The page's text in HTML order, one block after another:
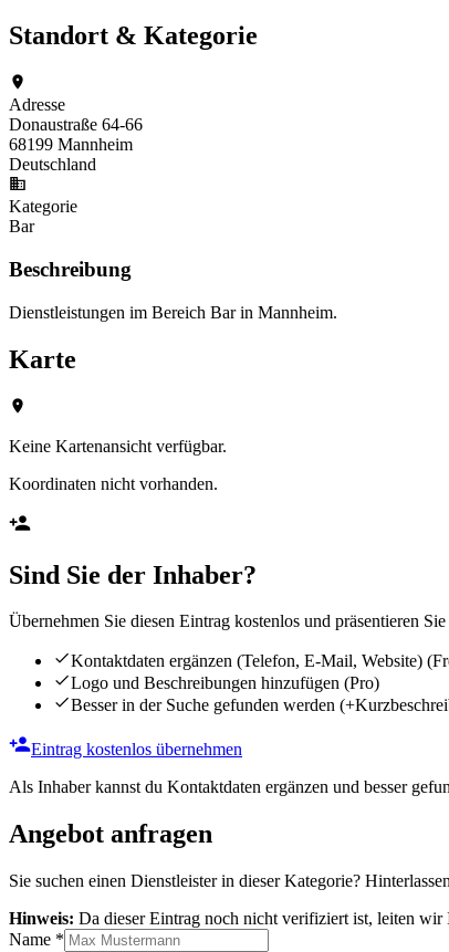
Standort & Kategorie
Adresse
Donaustraße 64-66
68199 Mannheim
Deutschland
Kategorie
Bar
Beschreibung
Dienstleistungen im Bereich Bar in Mannheim.
Karte
Keine Kartenansicht verfügbar.
Koordinaten nicht vorhanden.
Sind Sie der Inhaber?
Übernehmen Sie diesen Eintrag kostenlos und präsentieren
Kontaktdaten ergänzen (Telefon, E-Mail, Website)
Logo und Beschreibungen hinzufügen (Pro)
Besser in der Suche gefunden werden
Eintrag kostenlos übernehmen
Als Inhaber kannst du Kontaktdaten ergänzen und besser
Angebot anfragen
Sie suchen einen Dienstleister in dieser Kategorie?
Hinweis: Da dieser Eintrag noch nicht verifiziert ist, leiten wir
Name *